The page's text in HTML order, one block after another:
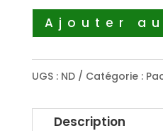
Ajouter
UGS : ND Catégorie :
Description